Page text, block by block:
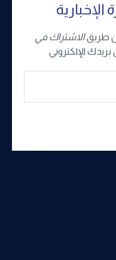
عن طريقالاشتراك في
الإلكتروني